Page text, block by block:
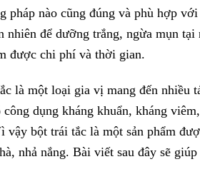
pháp nào cũng đúng và phù hợp
nhiên để dưỡng trắng, ngừa mụn
được chi phí và thời gian.
là một loại gia vị mang đến nhiều
dụng kháng khuẩn, kháng
vậy bột trái tắc là một sản phẩm
nhả nắng. Bài viết sau đây sẽ